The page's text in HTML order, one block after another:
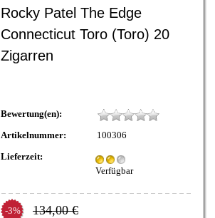
Rocky Patel The Edge
Connecticut Toro (Toro) 20
Zigarren
Bewertung(en):
Artikelnummer:
100306
Lieferzeit:
Verfügbar
134,00 €
-3%